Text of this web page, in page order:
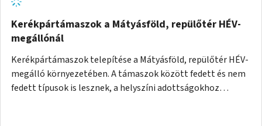
Kerékpártámaszok a Mátyásföld, repülőtér HÉV-
megállónál
Kerékpártámaszok telepítése a Mátyásföld, repülőtér HÉV-
megálló környezetében. A támaszok között fedett és nem
fedett típusok is lesznek, a helyszíni adottságokhoz